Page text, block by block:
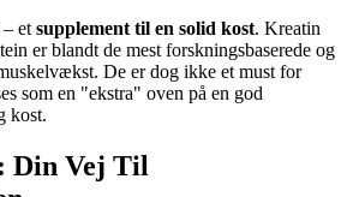
et supplement til en solid kost. Kreatin
er blandt de mest forskningsbaserede og
De er dog ikke et must for
som en "ekstra" oven på en god
kost.
Din Vej Til